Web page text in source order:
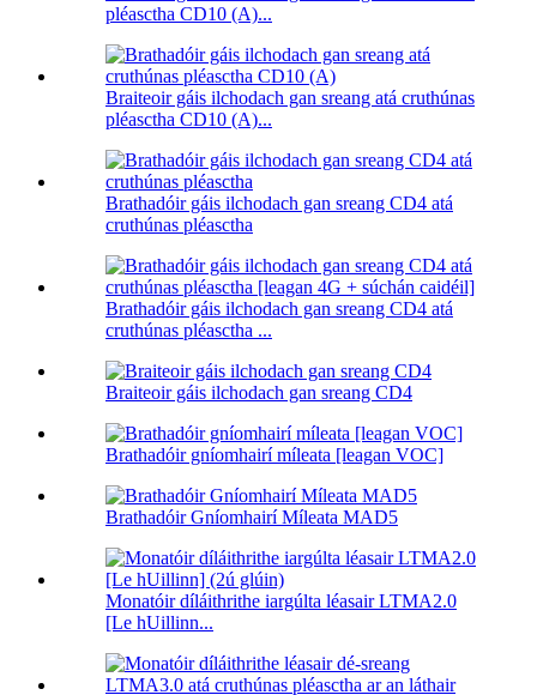
pléasctha CD10 (A)...
Braiteoir gáis ilchodach gan sreang atá cruthúnas
pléasctha CD10 (A)...
Brathadóir gáis ilchodach gan sreang CD4 atá
cruthúnas pléasctha
Brathadóir gáis ilchodach gan sreang CD4 atá
cruthúnas pléasctha ...
Braiteoir gáis ilchodach gan sreang CD4
Brathadóir gníomhairí míleata [leagan VOC]
Brathadóir Gníomhairí Míleata MAD5
Monatóir díláithrithe iargúlta léasair LTMA2.0
[Le hUillinn...